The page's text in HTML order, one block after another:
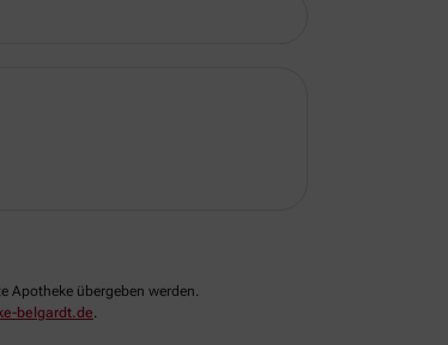
Apotheke übergeben werden.
belgardt.de